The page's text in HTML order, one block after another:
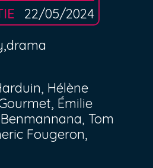
22/05/2024
Hélène
Émilie
Tom
Fougeron,